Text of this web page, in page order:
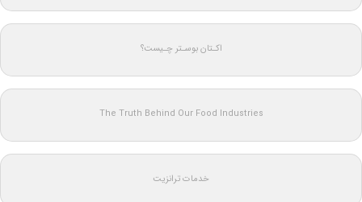
اکـتان بوسـتر چـیست؟
The Truth Behind Our Food Industries
خدمات ترانزیت